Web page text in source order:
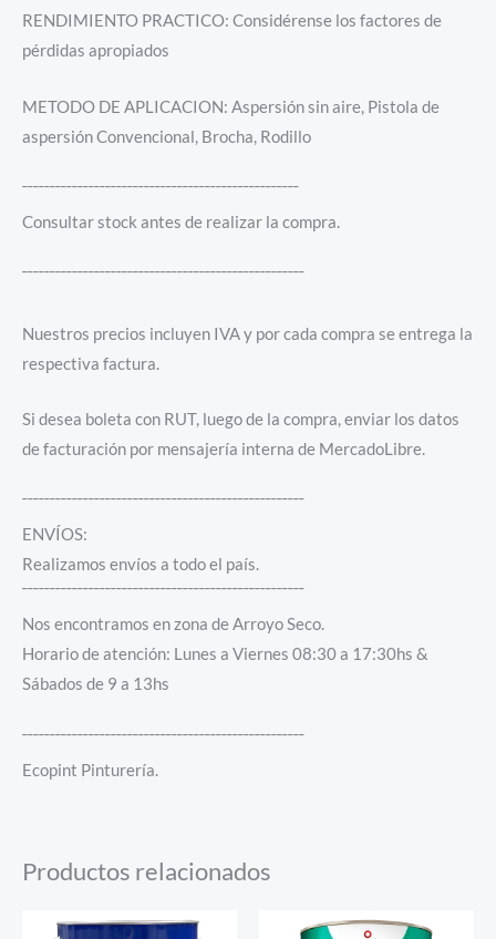
RENDIMIENTO PRACTICO: Considérense los factores de
pérdidas apropiados
METODO DE APLICACION: Aspersión sin aire, Pistola de
aspersión Convencional, Brocha, Rodillo
¯¯¯¯¯¯¯¯¯¯¯¯¯¯¯¯¯¯¯¯¯¯¯¯¯¯¯¯¯¯¯¯¯¯¯¯¯¯¯¯¯¯¯¯¯¯¯¯¯¯
Consultar stock antes de realizar la compra.
¯¯¯¯¯¯¯¯¯¯¯¯¯¯¯¯¯¯¯¯¯¯¯¯¯¯¯¯¯¯¯¯¯¯¯¯¯¯¯¯¯¯¯¯¯¯¯¯¯¯¯
Nuestros precios incluyen IVA y por cada compra se entrega la
respectiva factura.
Si desea boleta con RUT, luego de la compra, enviar los datos
de facturación por mensajería interna de MercadoLibre.
¯¯¯¯¯¯¯¯¯¯¯¯¯¯¯¯¯¯¯¯¯¯¯¯¯¯¯¯¯¯¯¯¯¯¯¯¯¯¯¯¯¯¯¯¯¯¯¯¯¯¯
ENVÍOS:
Realizamos envíos a todo el país.
¯¯¯¯¯¯¯¯¯¯¯¯¯¯¯¯¯¯¯¯¯¯¯¯¯¯¯¯¯¯¯¯¯¯¯¯¯¯¯¯¯¯¯¯¯¯¯¯¯¯¯
Nos encontramos en zona de Arroyo Seco.
Horario de atención: Lunes a Viernes 08:30 a 17:30hs &
Sábados de 9 a 13hs
¯¯¯¯¯¯¯¯¯¯¯¯¯¯¯¯¯¯¯¯¯¯¯¯¯¯¯¯¯¯¯¯¯¯¯¯¯¯¯¯¯¯¯¯¯¯¯¯¯¯¯
Ecopint Pinturería.
Productos relacionados